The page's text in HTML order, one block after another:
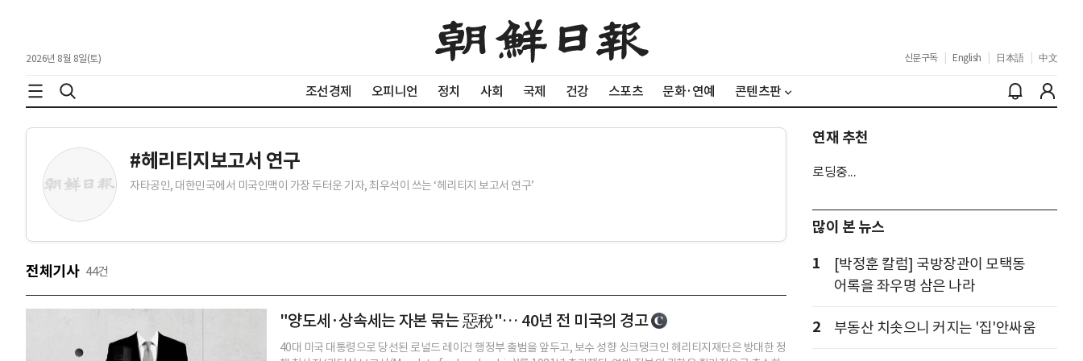
2026년 8월 8일(토) 신문구독 English 日本語 中文
조선경제 오피니언 정치 사회 국제 건강 스포츠 문화·연예 콘텐츠판
#헤리티지보고서 연구
자타공인, 대한민국에서 미국인맥이 가장 두터운 기자, 최우석이 쓰는 ‘헤리티지 보고서 연구’
전체기사 44건
"양도세·상속세는 자본 묶는 惡稅"… 40년 전 미국의 경고
40대 미국 대통령으로 당선된 로널드 레이건 행정부 출범을 앞두고, 보수 성향 싱크탱크인 헤리티지재단은 방대한 정
연재 추천
로딩중...
많이 본 뉴스
1
[박정훈 칼럼] 국방장관이 모택동
어록을 좌우명 삼은 나라
2 부동산 치솟으니 커지는 '집'안싸움